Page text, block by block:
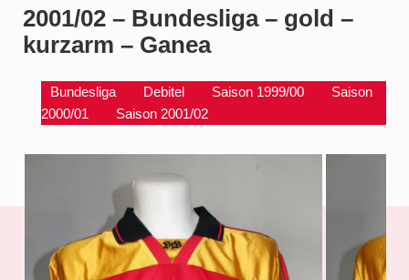
2001/02 – Bundesliga – gold –
kurzarm – Ganea
Bundesliga Debitel Saison 1999/00
Saison
2000/01
Saison 2001/02